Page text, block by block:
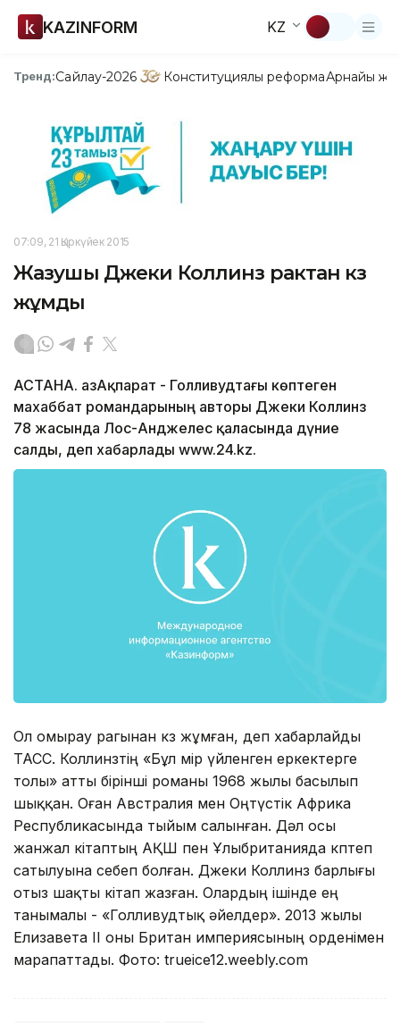
KAZINFORM KZ
Тренд:Сайлау-2026 Конституциялық реформаАрнайы
07:09, 21 Қыркүйек 2015
Жазушы Джеки Коллинз рактан көз
жұмды
АСТАНА. ҚазАқпарат - Голливудтағы көптеген
махаббат романдарының авторы Джеки Коллинз
78 жасында Лос-Анджелес қаласында дүние
салды, деп хабарлады www.24.kz.
Ол омырау рагынан көз жұмған, деп хабарлайды
ТАСС. Коллинзтің «Бұл өмір үйленген еркектерге
толы» атты бірінші романы 1968 жылы басылып
шыққан. Оған Австралия мен Оңтүстік Африка
Республикасында тыйым салынған. Дәл осы
жанжал кітаптың АҚШ пен Ұлыбританияда көптеп
сатылуына себеп болған. Джеки Коллинз барлығы
отыз шақты кітап жазған. Олардың ішінде ең
танымалы - «Голливудтық әйелдер». 2013 жылы
Елизавета II оны Британ империясының орденімен
марапаттады. Фото: trueice12.weebly.com